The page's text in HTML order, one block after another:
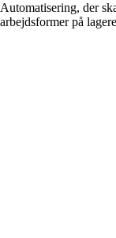
Automatisering, der
arbejdsformer på